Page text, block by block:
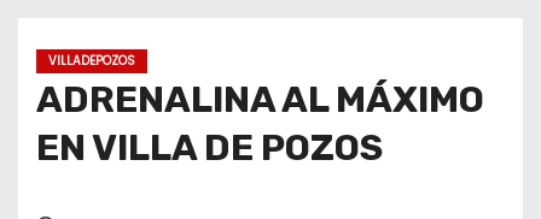
VILLADEPOZOS
ADRENALINA AL MÁXIMO
EN VILLA DE POZOS